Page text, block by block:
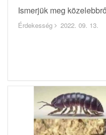
Ismerjük meg
Érdekesség 2022. 09. 13.